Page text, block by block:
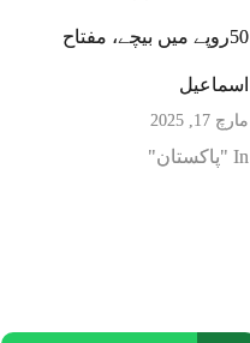
50روپے میں بیچے، مفتاح
اسماعیل
مارچ 17, 2025
In "پاکستان"